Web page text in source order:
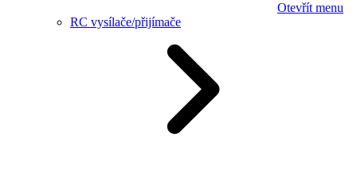
Otevřít menu
RC vysílače/přijímače